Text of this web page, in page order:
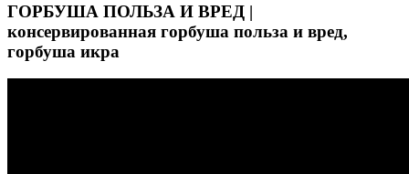
ГОРБУША ПОЛЬЗА И ВРЕД |
консервированная горбуша польза и вред,
горбуша икра